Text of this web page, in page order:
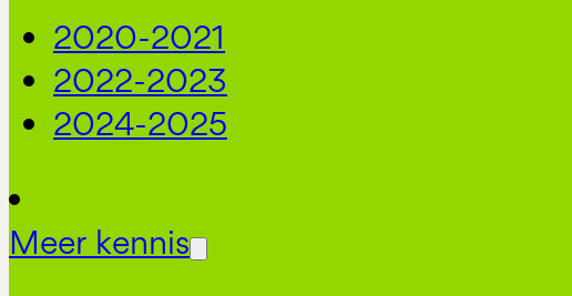
2020-2021
2022-2023
2024-2025
Meer kennis